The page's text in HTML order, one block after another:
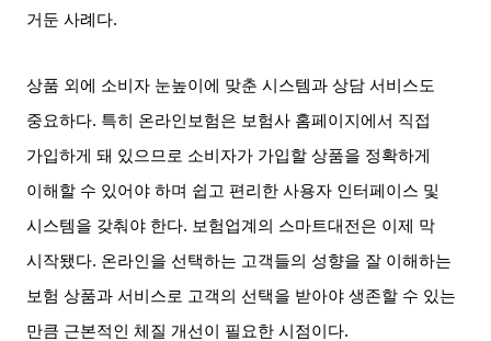
거둔 사례다.
상품 외에 소비자 눈높이에 맞춘 시스템과 상담 서비스도
중요하다. 특히 온라인보험은 보험사 홈페이지에서 직접
가입하게 돼 있으므로 소비자가 가입할 상품을 정확하게
이해할 수 있어야 하며 쉽고 편리한 사용자 인터페이스 및
시스템을 갖춰야 한다. 보험업계의 스마트대전은 이제 막
시작됐다. 온라인을 선택하는 고객들의 성향을 잘 이해하는
보험 상품과 서비스로 고객의 선택을 받아야 생존할 수 있는
만큼 근본적인 체질 개선이 필요한 시점이다.